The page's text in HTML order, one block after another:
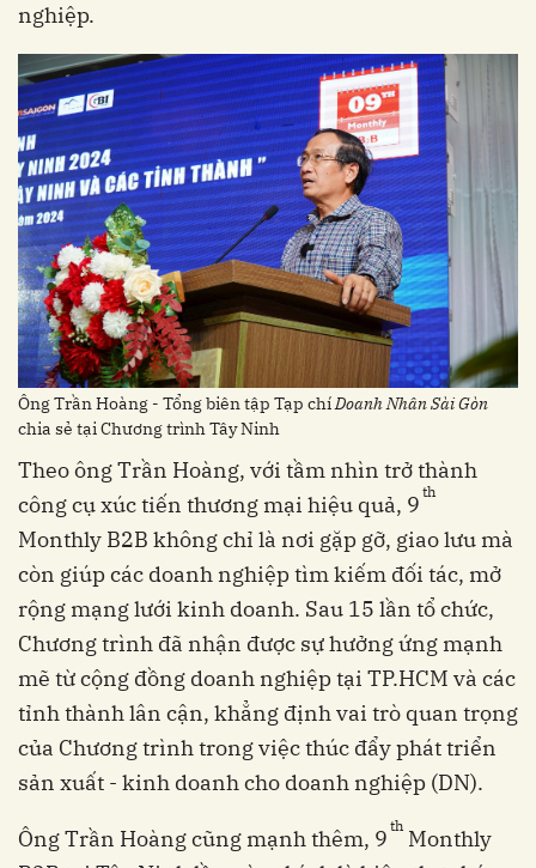
nghiệp.
Ông Trần Hoàng - Tổng biên tập Tạp chíDoanh Nhân Sài Gòn
chia sẻ tại Chương trình Tây Ninh
Theo ông Trần Hoàng, với tầm nhìn trở thành
công cụ xúc tiến thương mại hiệu quả, 9 th
Monthly B2B không chỉ là nơi gặp gỡ, giao lưu mà
còn giúp các doanh nghiệp tìm kiếm đối tác, mở
rộng mạng lưới kinh doanh. Sau 15 lần tổ chức,
Chương trình đã nhận được sự hưởng ứng mạnh
mẽ từ cộng đồng doanh nghiệp tại TP.HCM và các
tỉnh thành lân cận, khẳng định vai trò quan trọng
của Chương trình trong việc thúc đẩy phát triển
sản xuất - kinh doanh cho doanh nghiệp (DN).
Ông Trần Hoàng cũng mạnh thêm, 9 th Monthly